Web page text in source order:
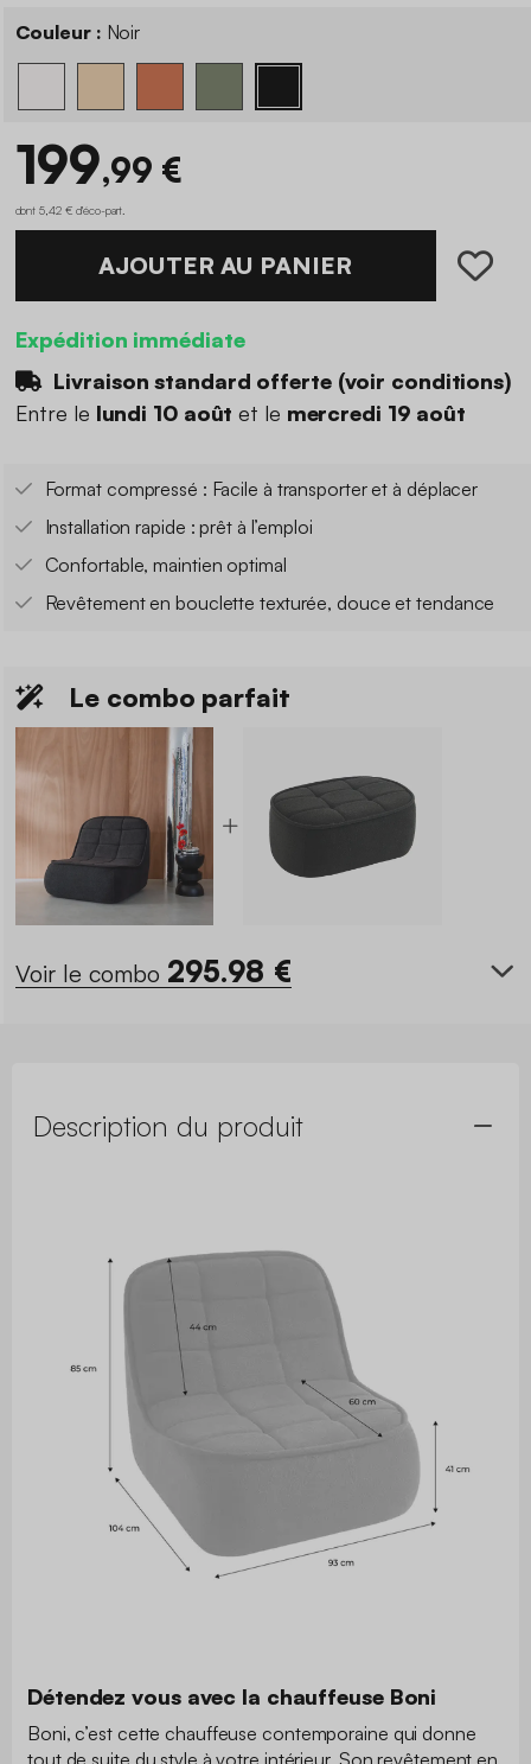
Couleur : Noir
199,99 €
dont 5,42 € d'éco-part
AJOUTER AU PANIER
Expédition immédiate
Livraison standard offerte (voir conditions)
Entre le lundi 10 août et le mercredi 19 août
Format compressé : Facile à transporter et à déplacer
Installation rapide : prêt à l’emploi
Confortable, maintien optimal
Revêtement en bouclette texturée, douce et tendance
Le combo parfait
Voir le combo 295.98 €
Description du produit
Détendez vous avec la chauffeuse Boni
Boni, c’est cette chauffeuse contemporaine qui donne